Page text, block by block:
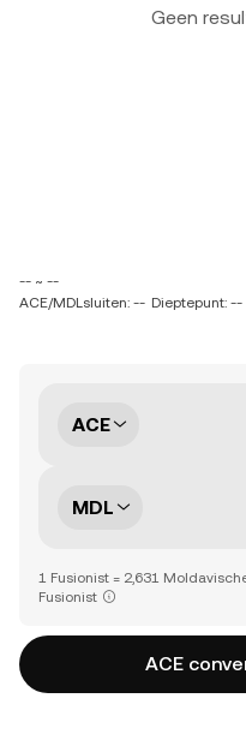
Geen
-- ~ --
ACE/MDLsluiten: -- Dieptepunt: --
ACE
MDL
1 Fusionist = 2,631
Fusionist
ACE